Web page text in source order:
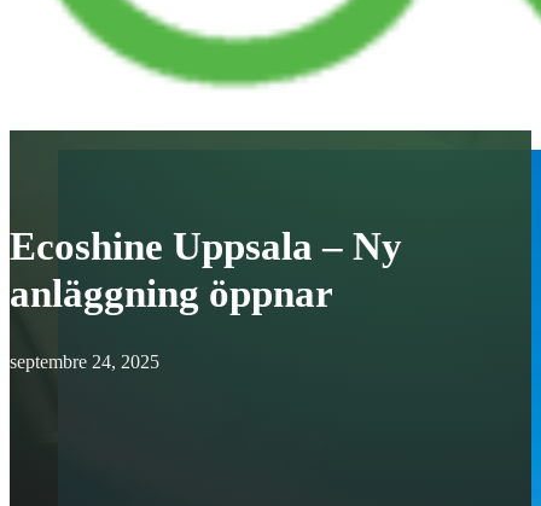
Ecoshine Uppsala – Ny
anläggning öppnar
septembre 24, 2025